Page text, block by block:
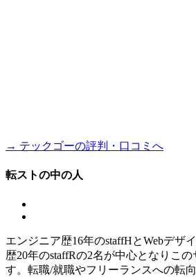
→ テックゴーの評判・口コミへ
転ストの中の人
エンジニア歴16年のstaffHとWebデザ
歴20年のstaffRの2名が中心となりこ
す。転職/就職やフリーランスへの転